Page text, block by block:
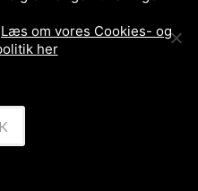
Læs om vores Cookies- og
her